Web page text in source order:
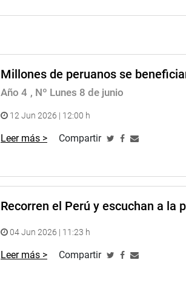
Millones de peruanos se
Año 4 , Nº Lunes 8 de junio
12 Jun 2026 | 12:00 h
Leer más > Compartir
Recorren el Perú y escuchan a la
04 Jun 2026 | 11:23 h
Leer más > Compartir